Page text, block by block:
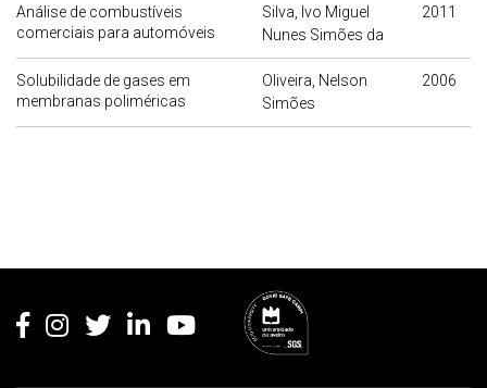
Análise de combustíveis
comerciais para automóveis
Silva, Ivo Miguel
Nunes Simões da
2011
Solubilidade de gases em
membranas poliméricas
Oliveira, Nelson
Simões
2006